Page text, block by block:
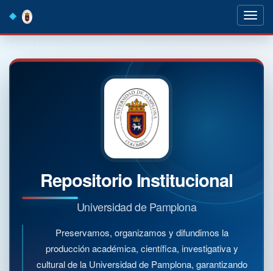
navigation
Repositorio Institucional
Universidad de Pamplona
Preservamos, organizamos y difundimos la
producción académica, científica, investigativa y
cultural de la Universidad de Pamplona, garantizando